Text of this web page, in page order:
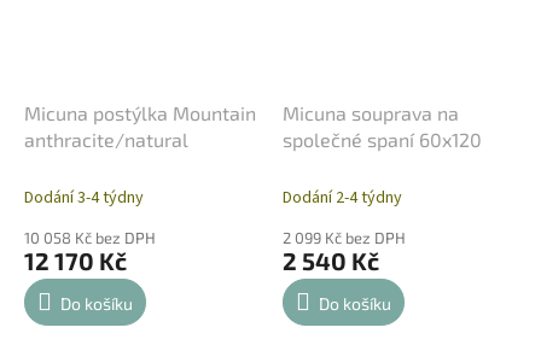
Micuna postýlka Mountain
anthracite/natural
Dodání 3-4 týdny
10 058 Kč bez DPH
12 170 Kč
Do košíku
Micuna souprava na
společné spaní 60x120
Dodání 2-4 týdny
2 099 Kč bez DPH
2 540 Kč
Do košíku